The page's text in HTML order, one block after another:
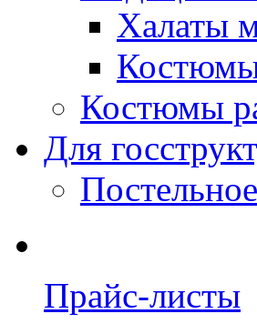
Халаты
Костюмы
Для
Прайс-листы